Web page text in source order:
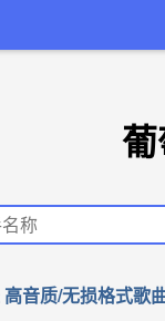
高音质/无损格式